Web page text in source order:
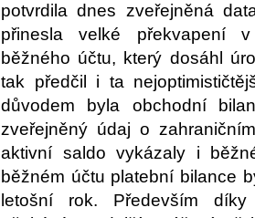
potvrdila dnes zveřejněná
přinesla velké překvapení
běžného účtu, který dosáhl
tak předčil i ta
důvodem byla obchodní
zveřejněný údaj o
aktivní saldo vykázaly i
běžném účtu platební bilance
letošní rok. Především